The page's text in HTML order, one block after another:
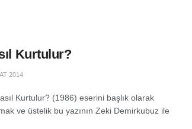
Kurtulur?
2014
Kurtulur? (1986) eserini başlık olarak
ve üstelik bu yazının Zeki Demirkubuz ile